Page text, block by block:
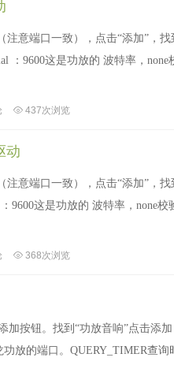
注意端口一致），点击“添加”，
：9600这是功放的 波特率，
437次浏览
动
注意端口一致），点击“添加”，
9600这是功放的 波特率，none
368次浏览
加按钮。找到“功放音响”点击
放的端口。QUERY_TIMER查